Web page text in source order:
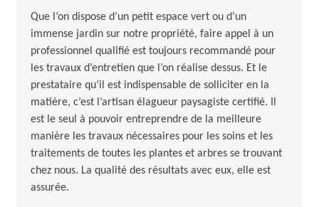
Que l’on dispose d’un petit espace vert ou d’un
immense jardin sur notre propriété, faire appel à un
professionnel qualifié est toujours recommandé pour
les travaux d’entretien que l’on réalise dessus. Et le
prestataire qu’il est indispensable de solliciter en la
matière, c’est l’artisan élagueur paysagiste certifié. Il
est le seul à pouvoir entreprendre de la meilleure
manière les travaux nécessaires pour les soins et les
traitements de toutes les plantes et arbres se trouvant
chez nous. La qualité des résultats avec eux, elle est
assurée.